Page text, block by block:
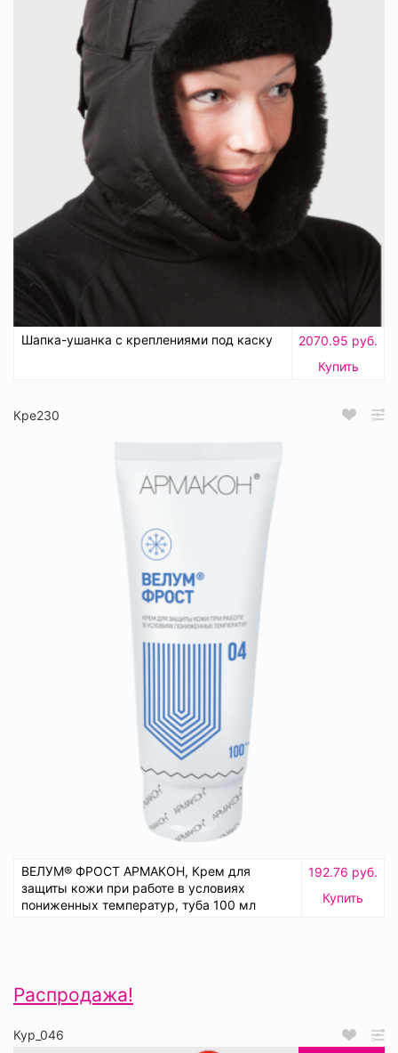
Шапка-ушанка с креплениями под каску
2070.95 руб.
Купить
Кре230
ВЕЛУМ® ФРОСТ АРМАКОН, Крем для
защиты кожи при работе в условиях
пониженных температур, туба 100 мл
192.76 руб.
Купить
Распродажа!
Кур_046